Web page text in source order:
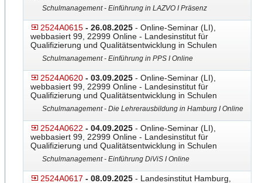
Schulmanagement - Einführung in LAZVO I Präsenz
2524A0615 - 26.08.2025 - Online-Seminar (LI),
webbasiert 99, 22999 Online - Landesinstitut für
Qualifizierung und Qualitätsentwicklung in Schulen
Schulmanagement - Einführung in PPS I Online
2524A0620 - 03.09.2025 - Online-Seminar (LI),
webbasiert 99, 22999 Online - Landesinstitut für
Qualifizierung und Qualitätsentwicklung in Schulen
Schulmanagement - Die Lehrerausbildung in Hamburg I Online
2524A0622 - 04.09.2025 - Online-Seminar (LI),
webbasiert 99, 22999 Online - Landesinstitut für
Qualifizierung und Qualitätsentwicklung in Schulen
Schulmanagement - Einführung DiViS I Online
2524A0617 - 08.09.2025 - Landesinstitut Hamburg,